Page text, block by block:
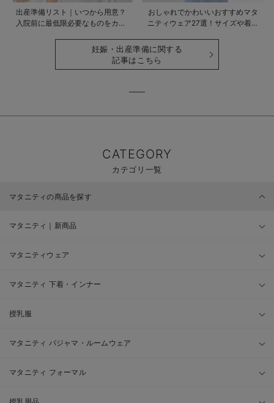
出産準備リスト｜いつから用意？
入院前に最低限必要なものをカテ
おしゃれでかわいいおすすめマタ
ニティウェア27選！サイズや着る
妊娠・出産準備に関する
記事はこちら
CATEGORY
カテゴリ一覧
マタニティの商品を探す
マタニティ｜新商品
マタニティウェア
マタニティ 下着・インナー
授乳服
マタニティ パジャマ・ルームウェア
マタニティ フォーマル